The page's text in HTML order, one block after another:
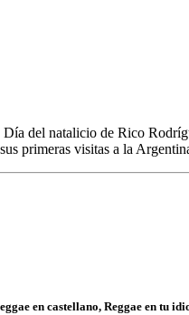
del natalicio de Rico
primeras visitas a la
en castellano, Reggae en tu